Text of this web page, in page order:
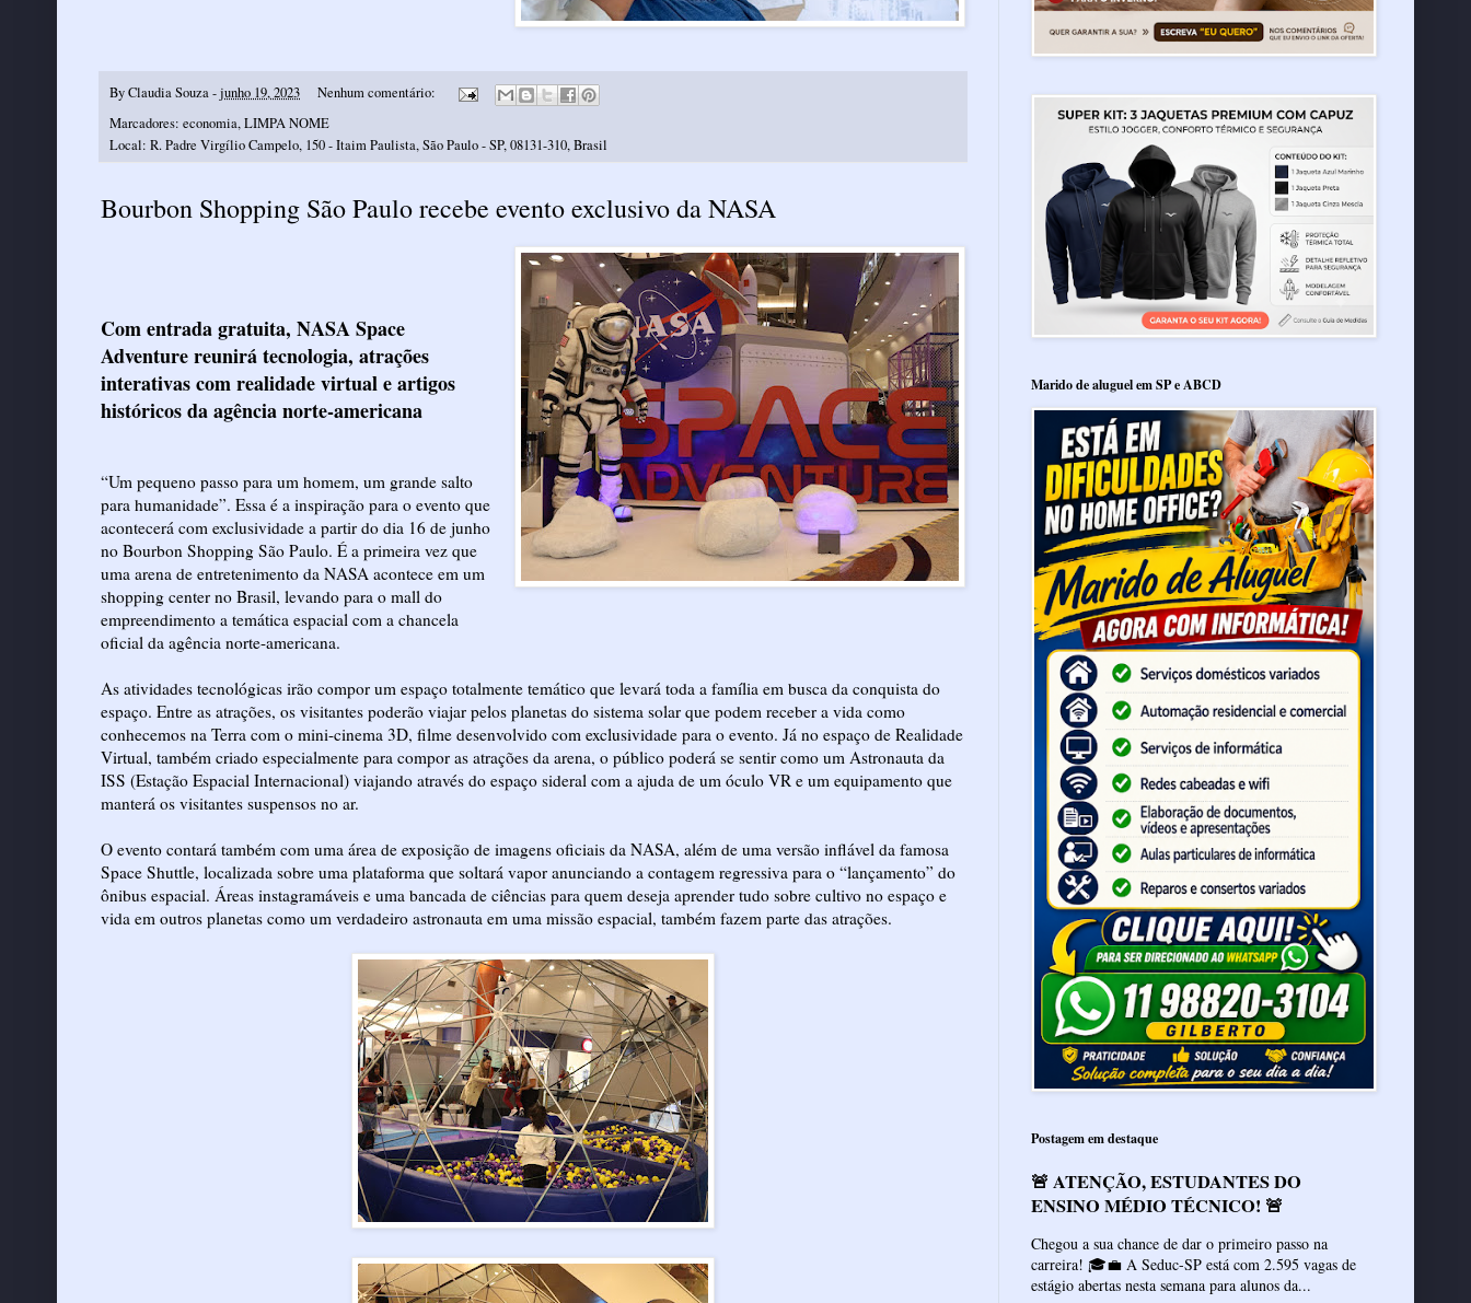
ByClaudia Souza-junho 19, 2023
Nenhum comentário:
Marcadores: economia,LIMPA NOME
Local: R. Padre Virgílio Campelo, 150 - Itaim Paulista, São Paulo - SP, 08131-310, Brasil
Bourbon Shopping São Paulo recebe evento exclusivo da NASA
Com entrada gratuita, NASA Space
Adventure reunirá tecnologia, atrações
interativas com realidade virtual e artigos
históricos da agência norte-americana
“Um pequeno passo para um homem, um grande salto
para humanidade”. Essa é a inspiração para o evento que
acontecerá com exclusividade a partir do dia 16 de junho
no Bourbon Shopping São Paulo. É a primeira vez que
uma arena de entretenimento da NASA acontece em um
shopping center no Brasil, levando para o mall do
empreendimento a temática espacial com a chancela
oficial da agência norte-americana.
As atividades tecnológicas irão compor um espaço totalmente temático que levará toda a família em busca da conquista do
espaço. Entre as atrações, os visitantes poderão viajar pelos planetas do sistema solar que podem receber a vida como
conhecemos na Terra com o mini-cinema 3D, filme desenvolvido com exclusividade para o evento. Já no espaço de Realidade
Virtual, também criado especialmente para compor as atrações da arena, o público poderá se sentir como um Astronauta da
ISS (Estação Espacial Internacional) viajando através do espaço sideral com a ajuda de um óculo VR e um equipamento que
manterá os visitantes suspensos no ar.
O evento contará também com uma área de exposição de imagens oficiais da NASA, além de uma versão inflável da famosa
Space Shuttle, localizada sobre uma plataforma que soltará vapor anunciando a contagem regressiva para o “lançamento” do
ônibus espacial. Áreas instagramáveis e uma bancada de ciências para quem deseja aprender tudo sobre cultivo no espaço e
vida em outros planetas como um verdadeiro astronauta em uma missão espacial, também fazem parte das atrações.
Marido de aluguel em SP e ABCD
Postagem em destaque
🚨 ATENÇÃO, ESTUDANTES DO
ENSINO MÉDIO TÉCNICO! 🚨
Chegou a sua chance de dar o primeiro passo na
carreira! 🎓💼 A Seduc-SP está com 2.595 vagas de
estágio abertas nesta semana para alunos da...